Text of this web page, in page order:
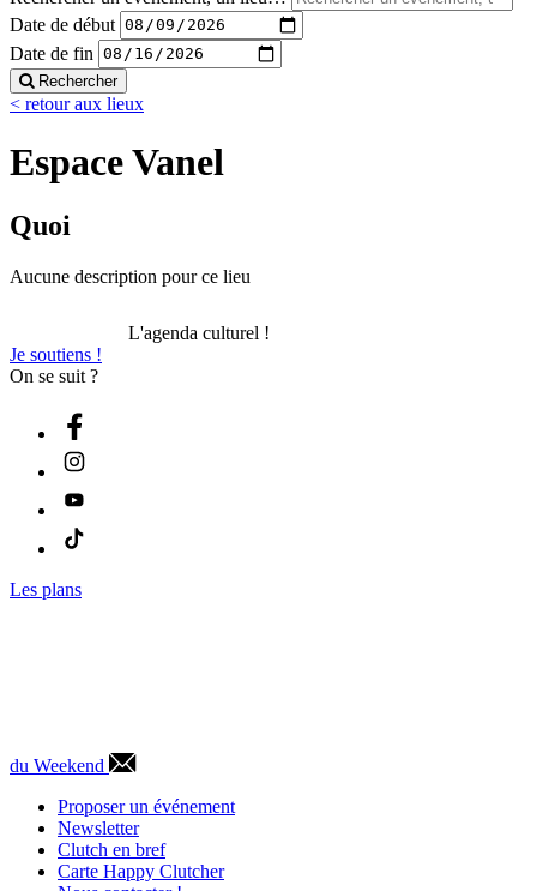
Date de début
Date de fin
Rechercher
< retour aux lieux
Espace Vanel
Quoi
Aucune description pour ce lieu
L'agenda culturel !
Je soutiens !
On se suit ?
Les plans
du Weekend
Proposer un événement
Newsletter
Clutch en bref
Carte Happy Clutcher